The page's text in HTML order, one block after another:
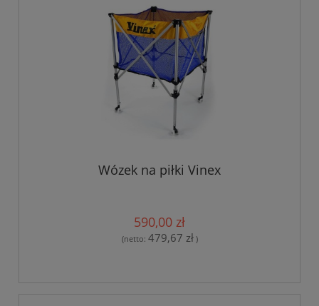
Wózek na piłki Vinex
590,00 zł
(netto: 479,67 zł)